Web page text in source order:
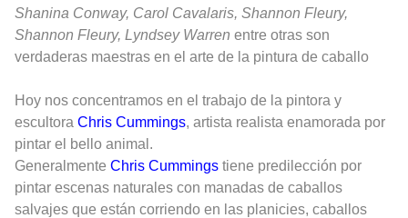
Shanina Conway, Carol Cavalaris, Shannon Fleury,
Shannon Fleury, Lyndsey Warren entre otras son
verdaderas maestras en el arte de la pintura de caballo
Hoy nos concentramos en el trabajo de la pintora y
escultora Chris Cummings, artista realista enamorada por
pintar el bello animal.
Generalmente Chris Cummings tiene predilección por
pintar escenas naturales con manadas de caballos
salvajes que están corriendo en las planicies, caballos